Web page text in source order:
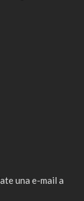
una e-mail a